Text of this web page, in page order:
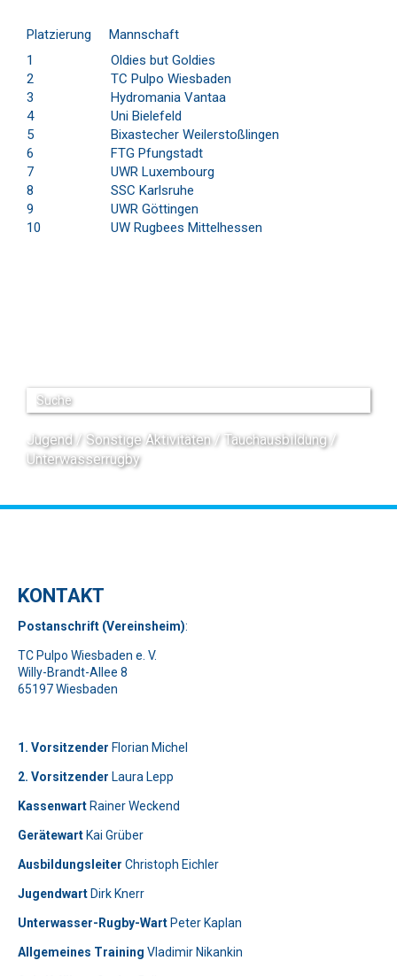
Platzierung Mannschaft
1
Oldies but Goldies
2
TC Pulpo Wiesbaden
3
Hydromania Vantaa
4
Uni Bielefeld
5
Bixastecher Weilerstoßlingen
6
FTG Pfungstadt
7
UWR Luxembourg
8
SSC Karlsruhe
9
UWR Göttingen
10
UW Rugbees Mittelhessen
Jugend Sonstige Aktivitäten
Tauchausbildung
Unterwasserrugby
KONTAKT
Postanschrift (Vereinsheim):
TC Pulpo Wiesbaden e. V.
Willy-Brandt-Allee 8
65197 Wiesbaden
1. Vorsitzender Florian Michel
2. Vorsitzender Laura Lepp
Bitte lasse dieses Feld leer.
Kassenwart Rainer Weckend
Gerätewart Kai Grüber
Telefon: 0179-5300111
Ausbildungsleiter Christoph Eichler
Jugendwart Dirk Knerr
Unterwasser-Rugby-Wart Peter Kaplan
Allgemeines Training Vladimir Nikankin